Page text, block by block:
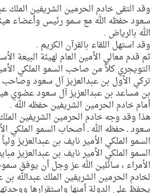
وقد التقى خادم الحرمين الشريفين الملك
سعود حفظه الله مع سمو رئيس وأعضاء
الله بالرياض .
وقد استهل اللقاء بالقرآن الكريم .
ثم قدم معالي الأمين العام لهيئة البيعة
التويجري كلاً من صاحب السمو الملكي
تركي الأول بن عبدالعزيز آل سعود وصاحب
بن مساعد بن عبدالعزيز آل سعود عضوي
أمام خادم الحرمين الشريفين حفظه الله .
هذا وقد وجه خادم الحرمين الشريفين
سعود ـ حفظه الله ـ أصحاب السمو الملكي
السمو الملكي الأمير نايف بن عبدالعزيز
السمو الملكي الأمير نايف بن عبدالعزيز
الأمراء ، سائلين الله عز وجل أن يوفق
لخادم الحرمين الشريفين الملك عبدالله